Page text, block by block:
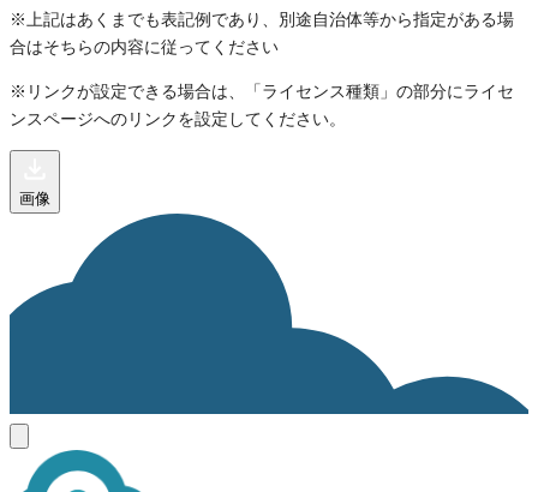
※上記はあくまでも表記例であり、別途自治体等から指定がある場
合はそちらの内容に従ってください
※リンクが設定できる場合は、「ライセンス種類」の部分にライセ
ンスページへのリンクを設定してください。
画像